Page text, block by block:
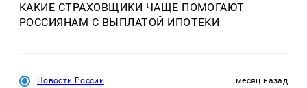
КАКИЕ СТРАХОВЩИКИ ЧАЩЕ ПОМОГАЮТ
РОССИЯНАМ С ВЫПЛАТОЙ ИПОТЕКИ
Новости России месяц назад